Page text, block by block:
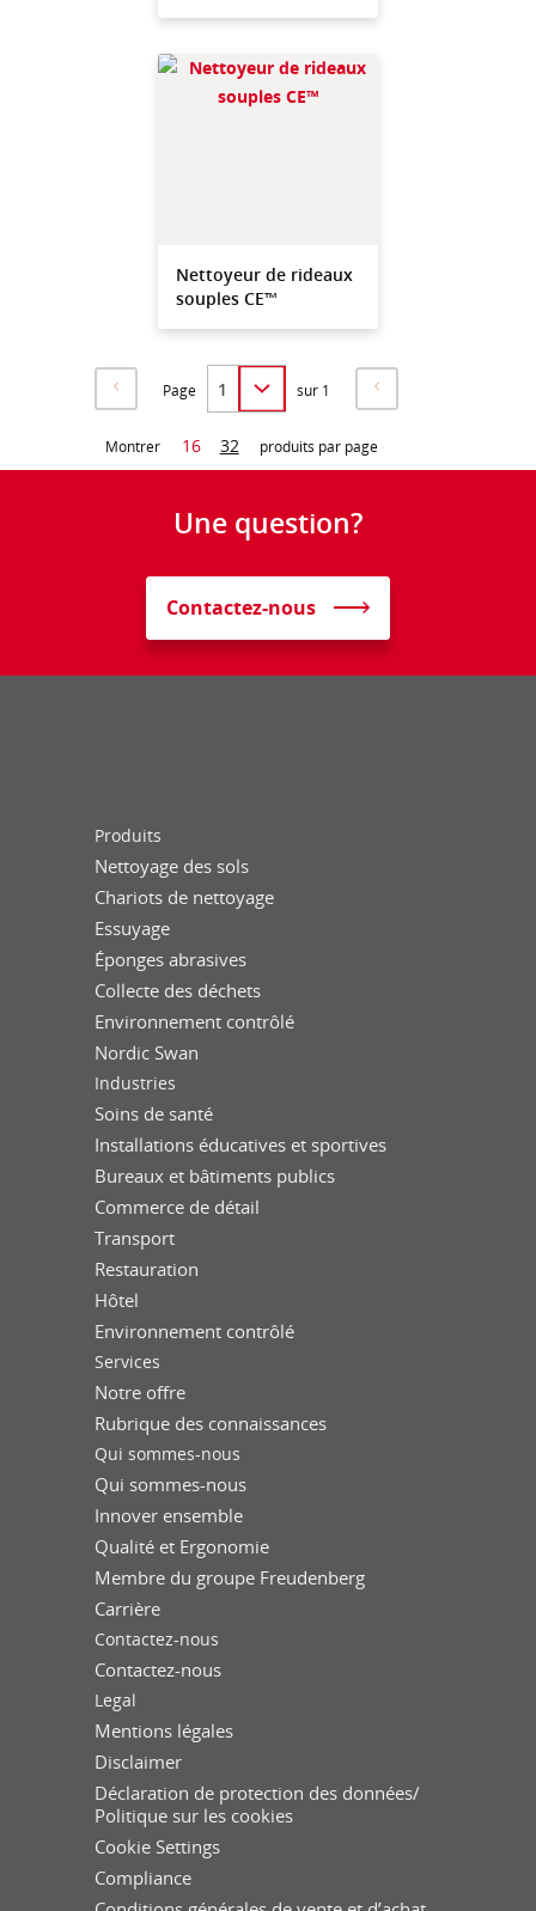
Nettoyeur de rideaux
souples CE™
Page sur 1
Montrer 16 32 produits par page
Une question?
Contactez-nous
Produits
Nettoyage des sols
Chariots de nettoyage
Essuyage
Éponges abrasives
Collecte des déchets
Environnement contrôlé
Nordic Swan
Industries
Soins de santé
Installations éducatives et sportives
Bureaux et bâtiments publics
Commerce de détail
Transport
Restauration
Hôtel
Environnement contrôlé
Services
Notre offre
Rubrique des connaissances
Qui sommes-nous
Qui sommes-nous
Innover ensemble
Qualité et Ergonomie
Membre du groupe Freudenberg
Carrière
Contactez-nous
Contactez-nous
Legal
Mentions légales
Disclaimer
Déclaration de protection des données/
Politique sur les cookies
Cookie Settings
Compliance